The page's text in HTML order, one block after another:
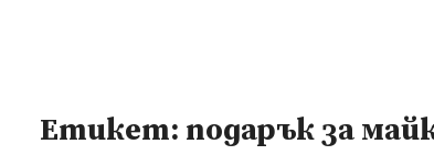
Етикет: подарък за